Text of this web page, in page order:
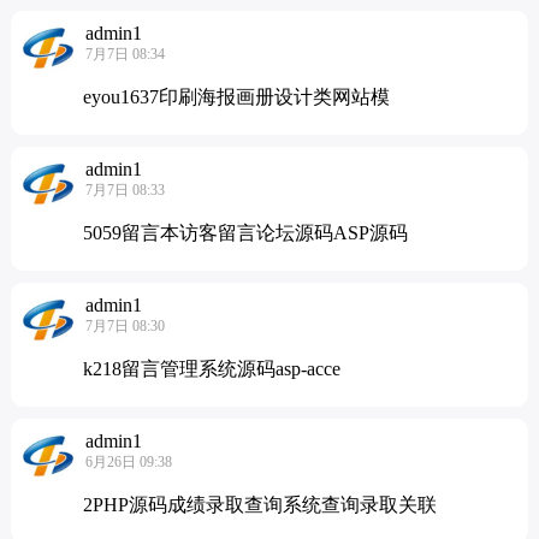
admin1
7月7日 08:34
eyou1637印刷海报画册设计类网站模
admin1
7月7日 08:33
5059留言本访客留言论坛源码ASP源码
admin1
7月7日 08:30
k218留言管理系统源码asp-acce
admin1
6月26日 09:38
2PHP源码成绩录取查询系统查询录取关联